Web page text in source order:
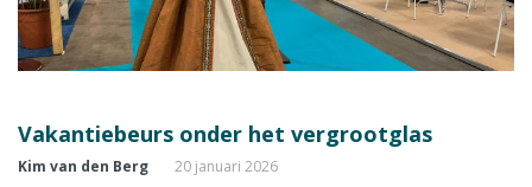
Vakantiebeurs onder het vergrootglas
Kim van den Berg 20 januari 2026